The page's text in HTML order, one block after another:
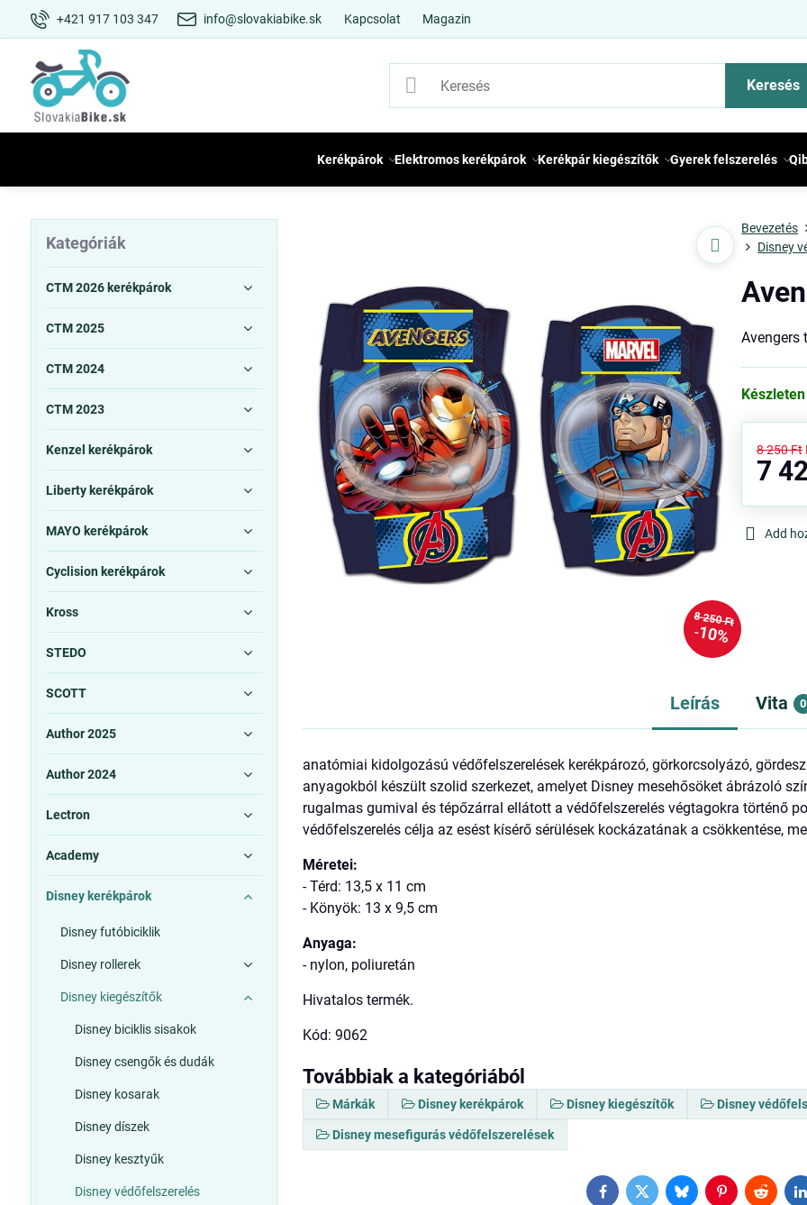
+421 917 103 347 info@slovakiabike.sk Kapcsolat Magazin
Keresés
Kerékpárok Elektromos kerékpárok Kerékpár kiegészítők Gyerek felszerelés
8 250 Ft
10%
Bevezetés
Disney
Avengers
Készleten
8 250 Ft
7
Add
Leírás Vita 0
anatómiai kidolgozású védőfelszerelések kerékpározó, görkorcsolyázó,
anyagokból készült szolid szerkezet, amelyet Disney mesehősöket ábrázoló
rugalmas gumival és tépőzárral ellátott a védőfelszerelés végtagokra történő
védőfelszerelés célja az esést kísérő sérülések kockázatának a csökkentése,
Méretei:
- Térd: 13,5 x 11 cm
- Könyök: 13 x 9,5 cm
Anyaga:
- nylon, poliuretán
Hivatalos termék.
Kód: 9062
Továbbiak a kategóriából
Márkák Disney kerékpárok Disney kiegészítők Disney
Disney mesefigurás védőfelszerelések
FacebookTwitterBlueskyPinterestReddit
Kategóriák
CTM 2026 kerékpárok
CTM 2025
CTM 2024
CTM 2023
Kenzel kerékpárok
Liberty kerékpárok
MAYO kerékpárok
Cyclision kerékpárok
Kross
STEDO
SCOTT
Author 2025
Author 2024
Lectron
Academy
Disney kerékpárok
Disney futóbiciklik
Disney rollerek
Disney kiegészítők
Disney biciklis sisakok
Disney csengők és dudák
Disney kosarak
Disney díszek
Disney kesztyűk
Disney védőfelszerelés